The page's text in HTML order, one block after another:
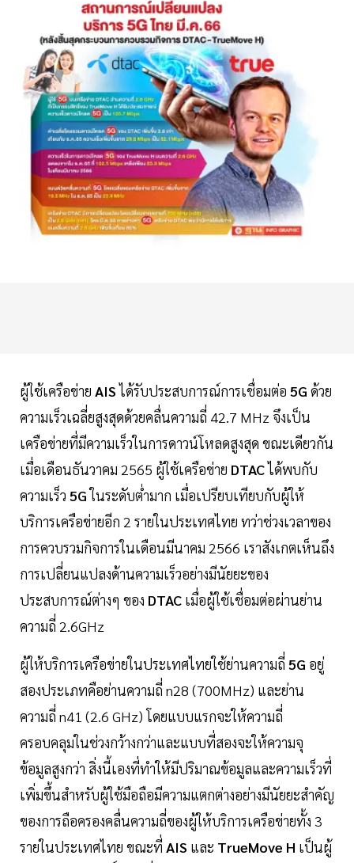
ผู้ใช้เครือข่าย AISได้รับประสบการณ์การเชื่อมต่อ 5G ด้วย
ความเร็วเฉลี่ยสูงสุดด้วยคลื่นความถี่ 42.7 MHz จึงเป็น
เครือข่ายที่มีความเร็วในการดาวน์โหลดสูงสุด ขณะเดียวกัน
เมื่อเดือนธันวาคม 2565 ผู้ใช้เครือข่าย DTACได้พบกับ
ความเร็ว 5Gในระดับตํ่ามาก เมื่อเปรียบเทียบกับผู้ให้
บริการเครือข่ายอีก 2 รายในประเทศไทย ทว่าช่วงเวลาของ
การควบรวมกิจการในเดือนมีนาคม 2566 เราสังเกตเห็นถึง
การเปลี่ยนแปลงด้านความเร็วอย่างมีนัยยะของ
ประสบการณ์ต่างๆ ของ DTAC เมื่อผู้ใช้เชื่อมต่อผ่านย่าน
ความถี่ 2.6GHz
ผู้ให้บริการเครือข่ายในประเทศไทยใช้ย่านความถี่ 5G อยู่
สองประเภทคือย่านความถี่ n28 (700MHz) และย่าน
ความถี่ n41 (2.6 GHz) โดยแบบแรกจะให้ความถี่
ครอบคลุมในช่วงกว้างกว่าและแบบที่สองจะให้ความจุ
ข้อมูลสูงกว่า สิ่งนี้เองที่ทำให้มีปริมาณข้อมูลและความเร็วที่
เพิ่มขึ้นสำหรับผู้ใช้มือถือมีความแตกต่างอย่างมีนัยยะสำคัญ
ของการถือครองคลื่นความถี่ของผู้ให้บริการเครือข่ายทั้ง 3
รายในประเทศไทย ขณะที่ AIS และ TrueMove H เป็นผู้